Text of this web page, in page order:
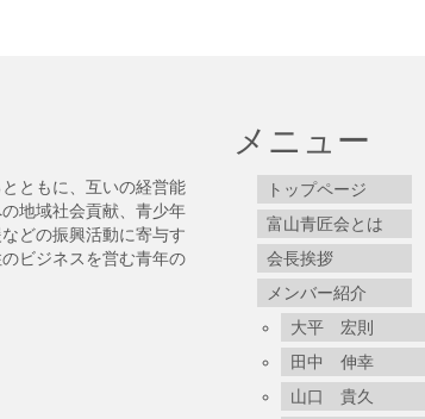
ともに、互いの経営能
地域社会貢献、青少年
どの振興活動に寄与す
ビジネスを営む青年の
メニュー
トップページ
富山青匠会とは
会長挨拶
メンバー紹介
大平 宏則
田中 伸幸
山口 貴久